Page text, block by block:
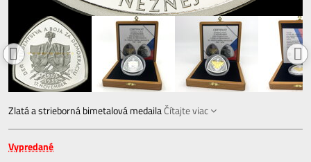
Zlatá a strieborná bimetalová medailaČítajte viac
Vypredané